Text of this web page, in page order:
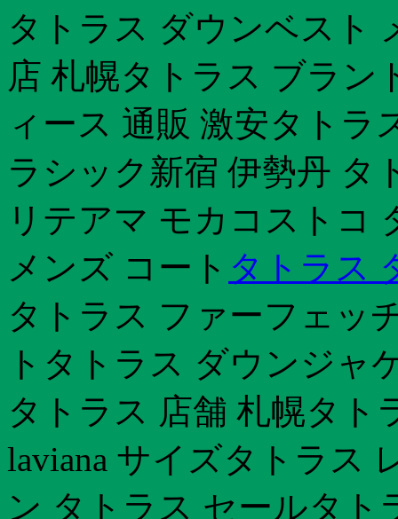
タトラス ダウンベスト
店 札幌タトラス ブラン
ィース 通販 激安タトラ
ラシック新宿 伊勢丹 タ
リテアマ モカコストコ
メンズ コート タトラス
タトラス ファーフェッ
トタトラス ダウンジャ
タトラス 店舗 札幌タト
laviana サイズタトラス
ン タトラス セールタト